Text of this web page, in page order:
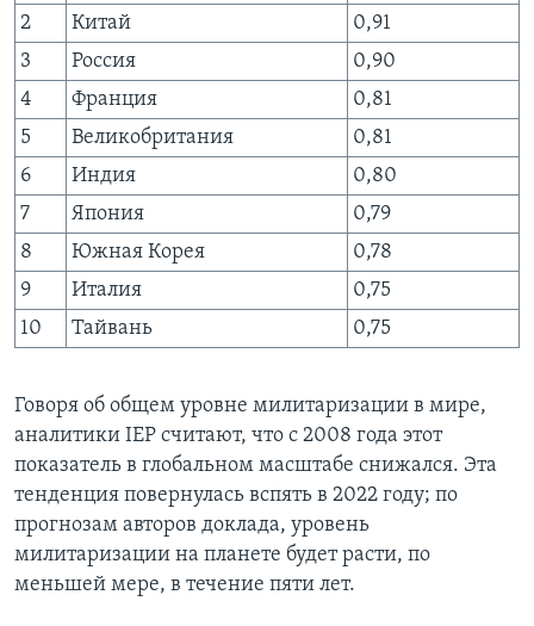
2
Китай
0,91
3
Россия
0,90
4
Франция
0,81
5
Великобритания
0,81
6
Индия
0,80
7
Япония
0,79
8
Южная Корея
0,78
9
Италия
0,75
10
Тайвань 0,75
Говоря об общем уровне милитаризации в мире,
аналитики IEP считают, что с 2008 года этот
показатель в глобальном масштабе снижался. Эта
тенденция повернулась вспять в 2022 году; по
прогнозам авторов доклада, уровень
милитаризации на планете будет расти, по
меньшей мере, в течение пяти лет.